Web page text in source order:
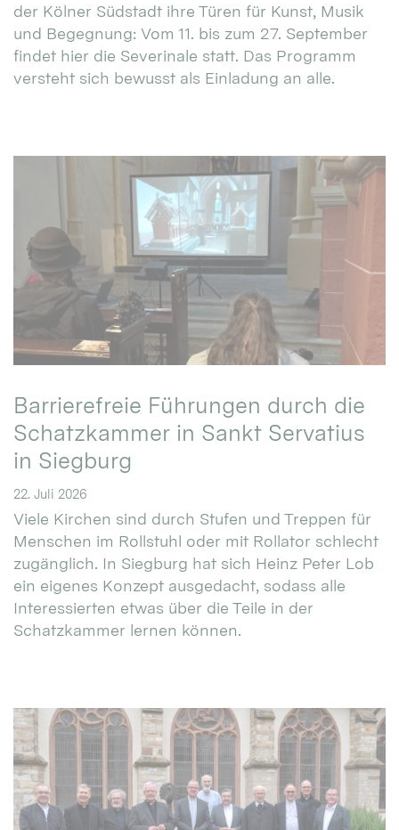
der Kölner Südstadt ihre Türen für Kunst, Musik
und Begegnung: Vom 11. bis zum 27. September
findet hier die Severinale statt. Das Programm
versteht sich bewusst als Einladung an alle.
Barrierefreie Führungen durch die
Schatzkammer in Sankt Servatius
in Siegburg
22. Juli 2026
Viele Kirchen sind durch Stufen und Treppen für
Menschen im Rollstuhl oder mit Rollator schlecht
zugänglich. In Siegburg hat sich Heinz Peter Lob
ein eigenes Konzept ausgedacht, sodass alle
Interessierten etwas über die Teile in der
Schatzkammer lernen können.